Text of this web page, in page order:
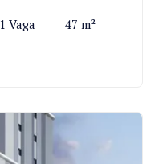
1 Vaga 47 m²